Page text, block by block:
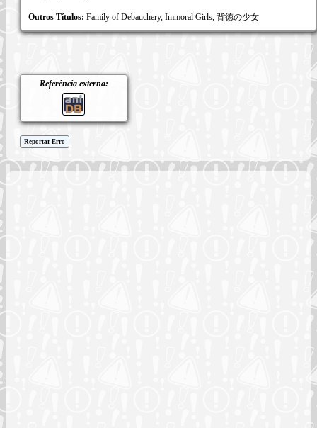
Outros Títulos: Family of Debauchery, Immoral Girls, 背徳の少女
Referência externa:
Reportar Erro